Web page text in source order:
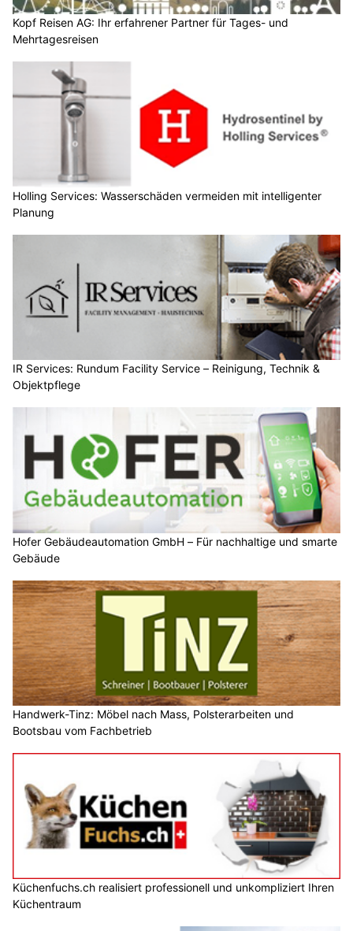
Kopf Reisen AG: Ihr erfahrener Partner für Tages- und
Mehrtagesreisen
Holling Services: Wasserschäden vermeiden mit intelligenter
Planung
IR Services: Rundum Facility Service – Reinigung, Technik &
Objektpflege
Hofer Gebäudeautomation GmbH – Für nachhaltige und smarte
Gebäude
Handwerk-Tinz: Möbel nach Mass, Polsterarbeiten und
Bootsbau vom Fachbetrieb
Küchenfuchs.ch realisiert professionell und unkompliziert Ihren
Küchentraum